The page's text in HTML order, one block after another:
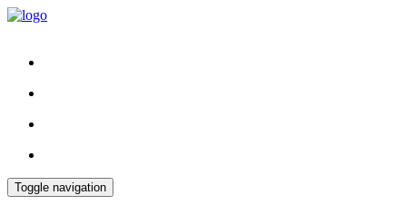
Toggle navigation